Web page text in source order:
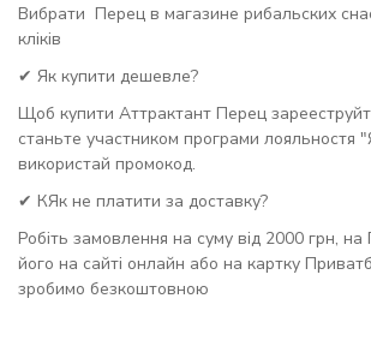
Вибрати Перец в магазине рибальских
кліків
✔ Як купити дешевле?
Щоб купити Аттрактант Перец
станьте участником програми
використай промокод.
✔ КЯк не платити за доставку?
Робіть замовлення на суму від 2000 грн,
його на сайті онлайн або на картку
зробимо безкоштовною